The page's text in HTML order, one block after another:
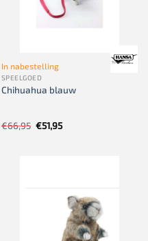
In nabestelling
SPEELGOED
Chihuahua blauw
€66,95 Oorspronkelijke
prijs
€51,95Huidige